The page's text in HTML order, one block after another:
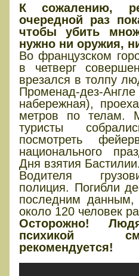
К сожалению,
очередной раз
чтобы убить
нужно ни оружия,
Во французском
в четверг
врезался в толпу
Променад-дез-
набережная),
метров по телам.
туристы
посмотреть
национального
Дня взятия Бастилии.
Водителя
полиция. Погибли
последним
около 120 человек
Осторожно!
психикой
рекомендуется!